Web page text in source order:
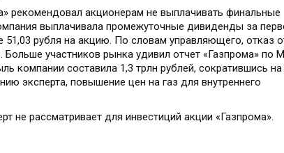
рекомендовал акционерам не выплачивать финальные
выплачивала промежуточные дивиденды за
51,03 рубля на акцию. По словам управляющего, отказ
участников рынка удивил отчет «Газпрома» по
компании составила 1,3 трлн рублей, сократившись на
эксперта, повышение цен на газ для внутреннего
не рассматривает для инвестиций акции «Газпрома».